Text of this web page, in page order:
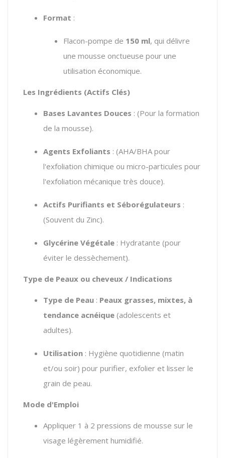
Format :
Flacon-pompe de 150 ml, qui délivre
une mousse onctueuse pour une
utilisation économique.
Les Ingrédients (Actifs Clés)
Bases Lavantes Douces : (Pour la formation
de la mousse).
Agents Exfoliants : (AHA/BHA pour
l'exfoliation chimique ou micro-particules pour
l'exfoliation mécanique très douce).
Actifs Purifiants et Séborégulateurs :
(Souvent du Zinc).
Glycérine Végétale : Hydratante (pour
éviter le dessèchement).
Type de Peaux ou cheveux / Indications
Type de Peau : Peaux grasses, mixtes, à
tendance acnéique (adolescents et
adultes).
Utilisation : Hygiène quotidienne (matin
et/ou soir) pour purifier, exfolier et lisser le
grain de peau.
Mode d'Emploi
Appliquer 1 à 2 pressions de mousse sur le
visage légèrement humidifié.